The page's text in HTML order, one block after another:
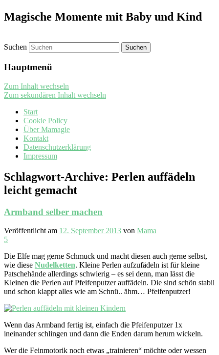
Magische Momente mit Baby und Kind
Suchen
Hauptmenü
Zum Inhalt wechseln
Zum sekundären Inhalt wechseln
Start
Cookie Policy
Über Mamagie
Kontakt
Datenschutzerklärung
Impressum
Schlagwort-Archive: Perlen auffädeln
leicht gemacht
Armband selber machen
Veröffentlicht am 12. September 2013 von Mama
5
Die Elfe mag gerne Schmuck und macht diesen auch gerne selbst,
wie diese Nudelketten. Kleine Perlen aufzufädeln ist für kleine
Patschehände allerdings schwierig – es sei denn, man lässt die
Kleinen die Perlen auf Pfeifenputzer auffädeln. Die sind schön stabil
und schon klappt alles wie am Schnü.. ähm… Pfeifenputzer!
Wenn das Armband fertig ist, einfach die Pfeifenputzer 1x
ineinander schlingen und dann die Enden darum herum wickeln.
Wer die Feinmotorik noch etwas „trainieren“ möchte oder wessen